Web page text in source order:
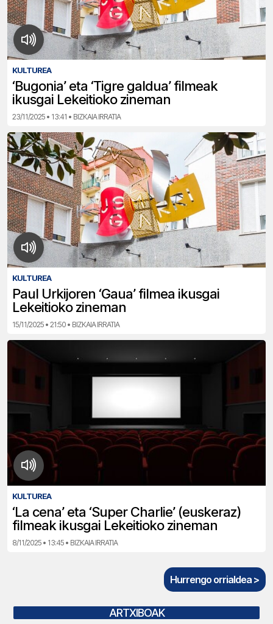
KULTUREA
‘Bugonia’ eta ‘Tigre galdua’ filmeak
ikusgai Lekeitioko zineman
23/11/2025 • 13:41 • BIZKAIA IRRATIA
KULTUREA
Paul Urkijoren ‘Gaua’ filmea ikusgai
Lekeitioko zineman
15/11/2025 • 21:50 • BIZKAIA IRRATIA
KULTUREA
‘La cena’ eta ‘Super Charlie’ (euskeraz)
filmeak ikusgai Lekeitioko zineman
8/11/2025 • 13:45 • BIZKAIA IRRATIA
Hurrengo orrialdea >
ARTXIBOAK